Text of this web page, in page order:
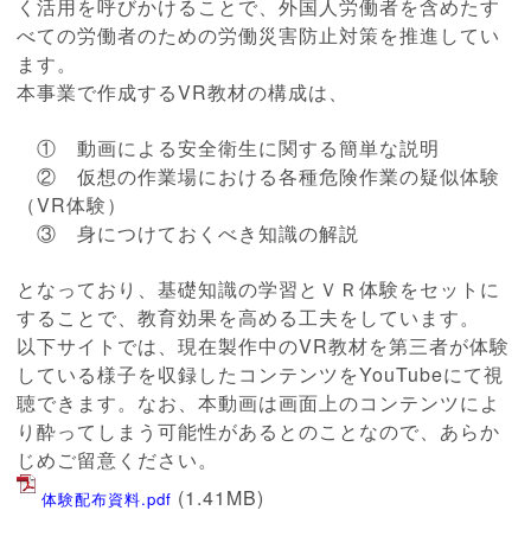
く活用を呼びかけることで、外国人労働者を含めたす
べての労働者のための労働災害防止対策を推進してい
ます。
本事業で作成するVR教材の構成は、
① 動画による安全衛生に関する簡単な説明
② 仮想の作業場における各種危険作業の疑似体験
（VR体験）
③ 身につけておくべき知識の解説
となっており、基礎知識の学習とＶＲ体験をセットに
することで、教育効果を高める工夫をしています。
以下サイトでは、現在製作中のVR教材を第三者が体験
している様子を収録したコンテンツをYouTubeにて視
聴できます。なお、本動画は画面上のコンテンツによ
り酔ってしまう可能性があるとのことなので、あらか
じめご留意ください。
体験配布資料.pdf (1.41MB)